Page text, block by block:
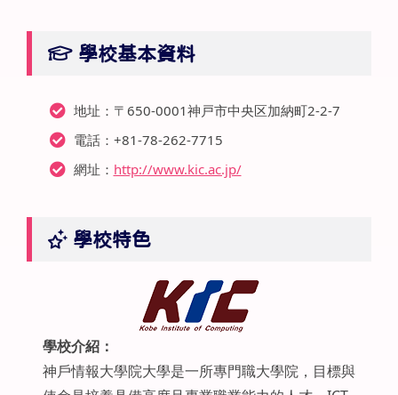
學校基本資料
地址：〒650-0001神戸市中央区加納町2-2-7
電話：+81-78-262-7715
網址： http://www.kic.ac.jp/
學校特色
學校介紹：
神戶情報大學院大學是一所專門職大學院，目標與